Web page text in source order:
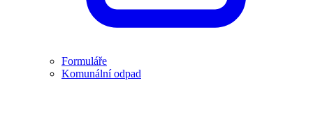
Formuláře
Komunální odpad